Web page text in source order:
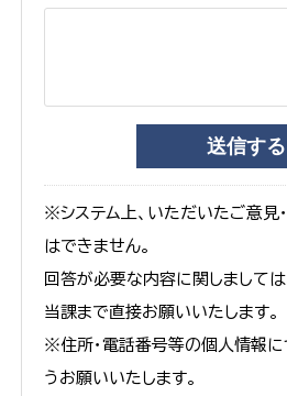
※システム上、いただいたご意見
はできません。
回答が必要な内容に関しまして
当課まで直接お願いいたします。
※住所・電話番号等の個人情報
うお願いいたします。